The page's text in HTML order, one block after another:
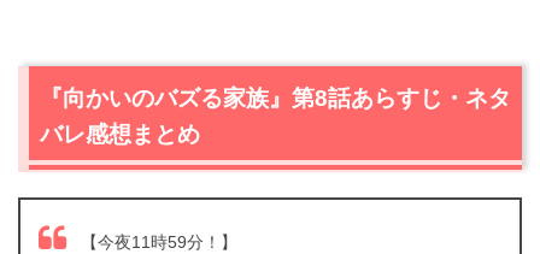
『向かいのバズる家族』第8話あらすじ・ネタ
バレ感想まとめ
【今夜11時59分！】